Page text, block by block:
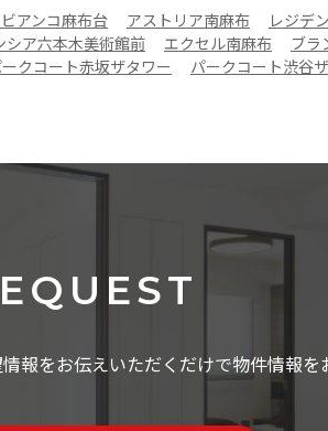
アンコ麻布台 アストリア南麻布 レジデ
シア六本木美術館前 エクセル南麻布 ブラ
クコート赤坂ザタワー パークコート渋谷
報をお伝えいただくだけで物件情報を